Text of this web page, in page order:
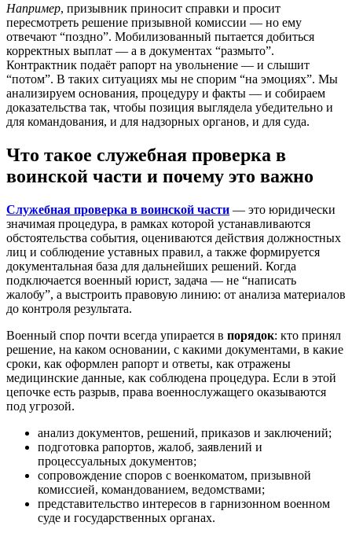
Например, призывник приносит справки и просит
пересмотреть решение призывной комиссии — но ему
отвечают “поздно”. Мобилизованный пытается добиться
корректных выплат — а в документах “размыто”.
Контрактник подаёт рапорт на увольнение — и слышит
“потом”. В таких ситуациях мы не спорим “на эмоциях”. Мы
анализируем основания, процедуру и факты — и собираем
доказательства так, чтобы позиция выглядела убедительно и
для командования, и для надзорных органов, и для суда.
Что такое служебная проверка в
воинской части и почему это важно
Служебная проверка в воинской части — это юридически
значимая процедура, в рамках которой устанавливаются
обстоятельства события, оцениваются действия должностных
лиц и соблюдение уставных правил, а также формируется
документальная база для дальнейших решений. Когда
подключается военный юрист, задача — не “написать
жалобу”, а выстроить правовую линию: от анализа материалов
до контроля результата.
Военный спор почти всегда упирается в порядок: кто принял
решение, на каком основании, с какими документами, в какие
сроки, как оформлен рапорт и ответы, как отражены
медицинские данные, как соблюдена процедура. Если в этой
цепочке есть разрыв, права военнослужащего оказываются
под угрозой.
анализ документов, решений, приказов и заключений;
подготовка рапортов, жалоб, заявлений и
процессуальных документов;
сопровождение споров с военкоматом, призывной
комиссией, командованием, ведомствами;
представительство интересов в гарнизонном военном
суде и государственных органах.